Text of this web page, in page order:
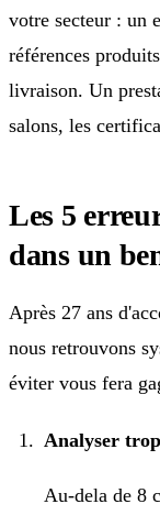
votre secteur : un
références
livraison. Un
salons, les
Les 5
dans un
Après 27 ans
nous retrouvons
éviter vous fera
Analyser
Au-dela de 8